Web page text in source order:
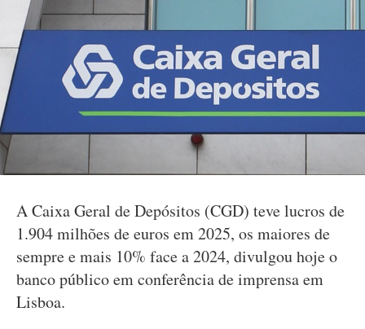
A Caixa Geral de Depósitos (CGD) teve lucros de
1.904 milhões de euros em 2025, os maiores de
sempre e mais 10% face a 2024, divulgou hoje o
banco público em conferência de imprensa em
Lisboa.